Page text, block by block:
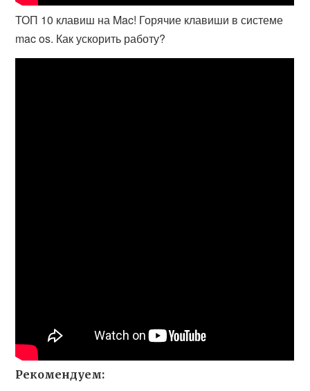
ТОП 10 клавиш на Mac! Горячие клавиши в системе
mac os. Как ускорить работу?
Рекомендуем: